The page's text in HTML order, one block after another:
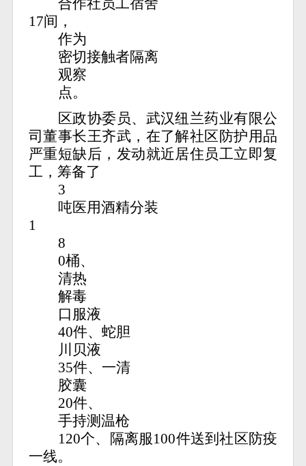
合作社员工宿舍
17间，
作为
密切接触者隔离
观察
点。
区政协委员、武汉纽兰药业有限公
司董事长王齐武，在了解社区防护用品
严重短缺后，发动就近居住员工立即复
工，筹备了
3
吨医用酒精分装
1
8
0桶、
清热
解毒
口服液
40件、蛇胆
川贝液
35件、一清
胶囊
20件、
手持测温枪
120个、隔离服100件送到社区防疫
一线。